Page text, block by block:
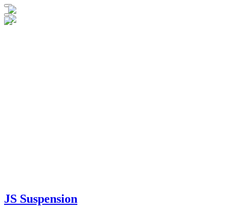
JS Suspension